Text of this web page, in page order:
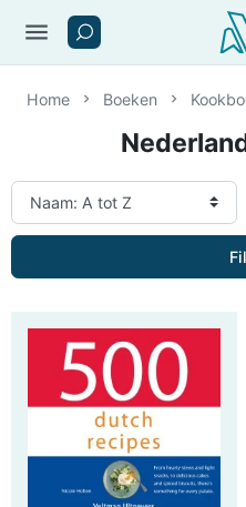
menu
Home Boeken